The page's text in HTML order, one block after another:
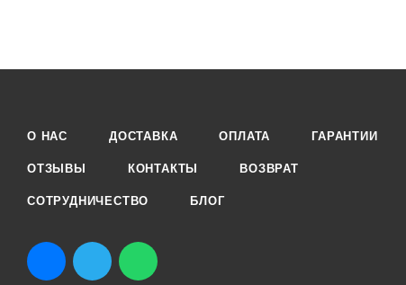
О НАС ДОСТАВКА ОПЛАТА ГАРАНТИИ
ОТЗЫВЫ КОНТАКТЫ ВОЗВРАТ
СОТРУДНИЧЕСТВО БЛОГ